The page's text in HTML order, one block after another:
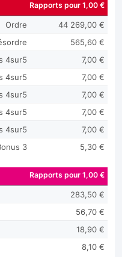
Rapports pour 1,00 €
Ordre
44 269,00 €
565,60 €
4sur5
7,00 €
4sur5
7,00 €
4sur5
7,00 €
4sur5
7,00 €
4sur5
7,00 €
3 5,30 €
Rapports pour 1,00 €
283,50 €
56,70 €
18,90 €
8,10 €